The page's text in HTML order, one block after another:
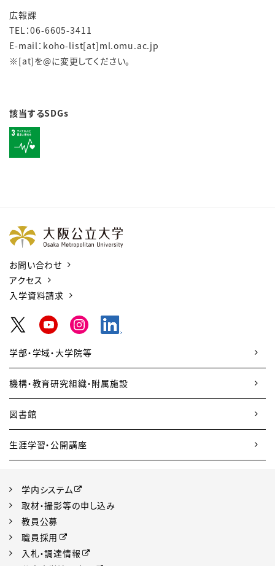
広報課
TEL：06-6605-3411
E-mail：koho-list[at]ml.omu.ac.jp
※[at]を@に変更してください。
該当するSDGs
お問い合わせ
アクセス
入学資料請求
学部・学域・大学院等
機構・教育研究組織・附属施設
図書館
生涯学習・公開講座
学内システム
取材・撮影等の申し込み
教員公募
職員採用
入札・調達情報